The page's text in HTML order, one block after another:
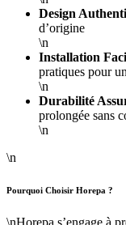
Design
d’origine
\n
Installation
pratiques pour
\n
Durabilité
prolongée sans
\n
\n
Pourquoi Choisir Horepa ?
\nHorepa s’engage à